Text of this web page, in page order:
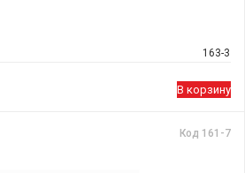
163-3
В корзину
Код 161-7